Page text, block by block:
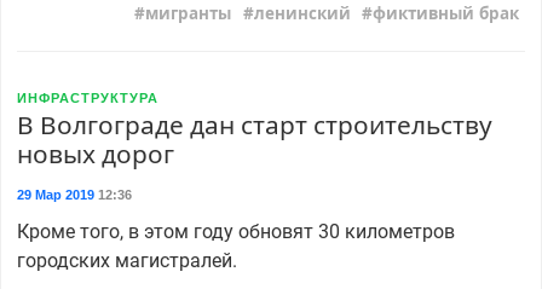
мигранты ленинский фиктивный брак
ИНФРАСТРУКТУРА
В Волгограде дан старт строительству
новых дорог
29 Мар 201912:36
Кроме того, в этом году обновят 30 километров
городских магистралей.